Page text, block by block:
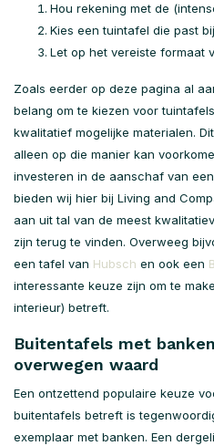
Hou rekening met de
Kies een tuintafel die past
Let op het vereiste formaat
Zoals eerder op deze pagina al
belang om te kiezen voor
kwalitatief mogelijke materialen.
alleen op die manier kan
investeren in de aanschaf van
bieden wij hier bij Living and
aan uit tal van de meest
zijn terug te vinden. Overweeg
een tafel van Hubsch en ook een
interessante keuze zijn om te
interieur) betreft.
Buitentafels met
overwegen waard
Een ontzettend populaire keuze
buitentafels betreft is
exemplaar met banken. Een